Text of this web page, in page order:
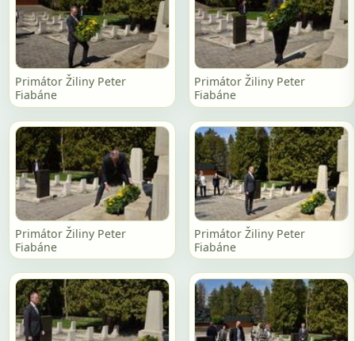
Primátor Žiliny Peter
Fiabáne
Primátor Žiliny Peter
Fiabáne
Primátor Žiliny Peter
Fiabáne
Primátor Žiliny Peter
Fiabáne